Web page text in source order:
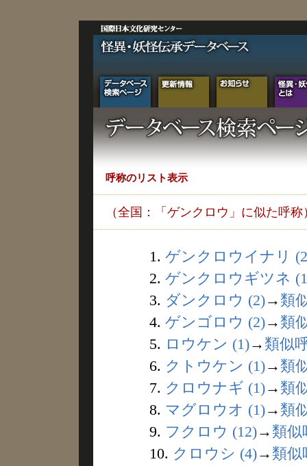
呼称のリスト表示
（全国：「ゲンクロウ」に似た呼称
1. ゲンクロウイナリ
2. ゲンクロウギツネ
3. ダンクロウ (2)→ 類
4. ゲンゴロウ (2)→ 類
5. ロウケン (1)→ 類似
6. クトウケン (1)→ 類
7. クロウナギ (1)→ 類
8. マグロウオ (1)→ 類
9. フクロウ (12)→ 類似
10. クロウシ (4)→ 類似